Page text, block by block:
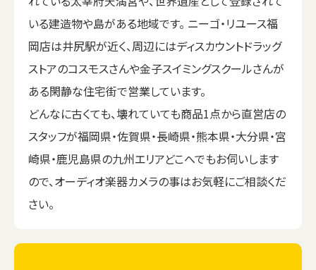
いる建造物や島がある地域です。 ニーゴ・リユース福
岡店は井尻駅が近く、周辺にはディスカウントドラッグ
ストアのコスモスさんや金子スイミングスクールさんが
ある閑静な住宅街で営業しています。
どんなに古くても、壊れていても商品1点から直営店の
スタッフが福岡県・佐賀県・長崎県・熊本県・大分県・宮
崎県・鹿児島県の九州エリアどこへでもお伺いします
ので、オーディオ楽器カメラの事はお気軽にご相談くだ
さい。